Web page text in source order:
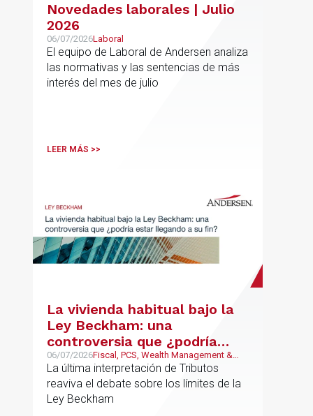
Novedades laborales | Julio
2026
06/07/2026Laboral
El equipo de Laboral de Andersen analiza
las normativas y las sentencias de más
interés del mes de julio
LEER MÁS >>
La vivienda habitual bajo la
Ley Beckham: una
controversia que ¿podría
estar llegando a su fin?
06/07/2026Fiscal, PCS, Wealth Management &
Family Business
La última interpretación de Tributos
reaviva el debate sobre los límites de la
Ley Beckham